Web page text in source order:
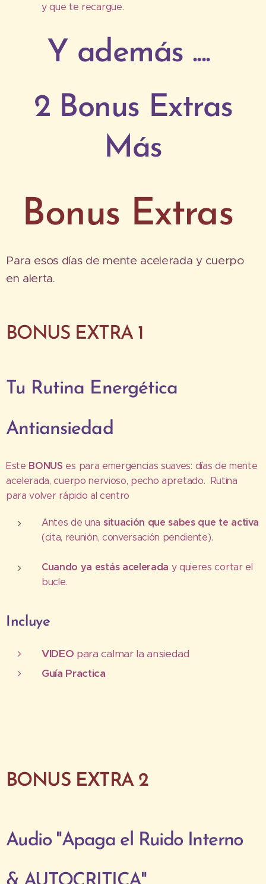
y que te recargue.
Y además ....
2 Bonus Extras
Más
Bonus Extras
Para esos días de mente acelerada y cuerpo
en alerta.
BONUS EXTRA 1
Tu Rutina Energética
Antiansiedad
Este BONUS es para emergencias suaves: días de mente
acelerada, cuerpo nervioso, pecho apretado. Rutina
para volver rápido al centro
Antes de una situación que sabes que te activa
(cita, reunión, conversación pendiente).
Cuando ya estás acelerada y quieres cortar el
bucle.
Incluye
VIDEO para calmar la ansiedad
Guía Practica
BONUS EXTRA 2
Audio "Apaga el Ruido Interno